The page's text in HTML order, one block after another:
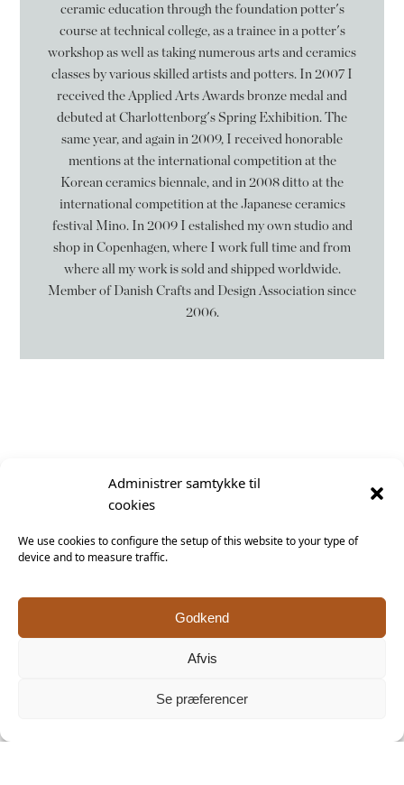
Administrer samtykke til
cookies
We use cookies to configure the setup of this website to your type of
device and to measure traffic.
Godkend
Afvis
Se præferencer
ceramic education through the foundation potter's
course at technical college, as a trainee in a potter's
workshop as well as taking numerous arts and ceramics
classes by various skilled artists and potters. In 2007 I
received the Applied Arts Awards bronze medal and
debuted at Charlottenborg's Spring Exhibition. The
same year, and again in 2009, I received honorable
mentions at the international competition at the
Korean ceramics biennale, and in 2008 ditto at the
international competition at the Japanese ceramics
festival Mino. In 2009 I estalished my own studio and
shop in Copenhagen, where I work full time and from
where all my work is sold and shipped worldwide.
Member of Danish Crafts and Design Association since
2006.
Click 'I agree' to enable Facebook